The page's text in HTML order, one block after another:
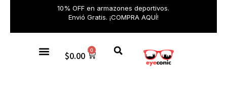
10% OFF en armazones deportivos.
Envió Gratis. ¡COMPRA AQUÍ!
$0.00 0